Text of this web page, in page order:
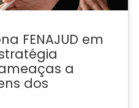
FENAJUD em
a
dos